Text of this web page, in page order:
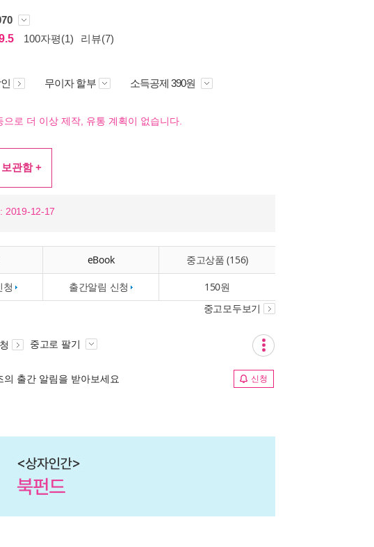
100자평(1) 리뷰(7)
무이자 할부 소득공제 390원
로 더 이상 제작, 유통 계획이 없습니다.
보관함 +
2019-12-17
eBook 중고상품 (156)
청 출간알림 신청 150원
중고모두보기
중고로 팔기
의 출간 알림을 받아보세요 신청